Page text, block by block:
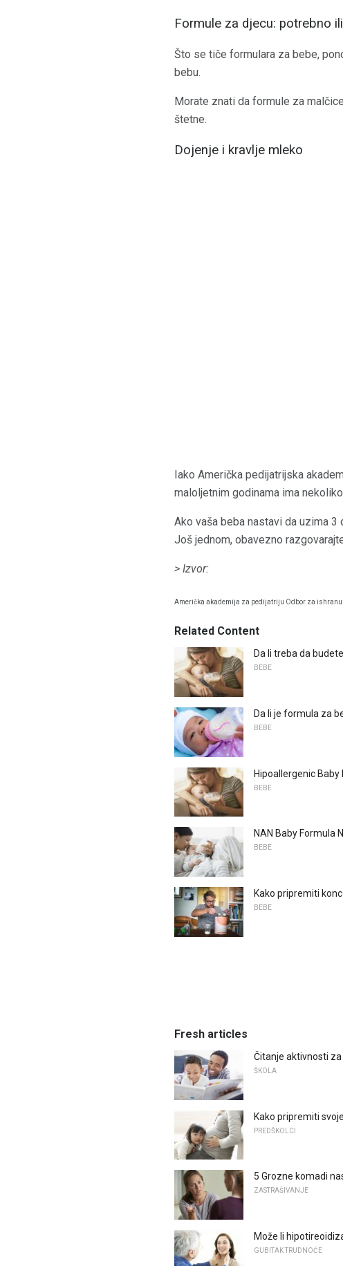
Formule za djecu: potrebno
Što se tiče formulara za bebe,
bebu.
Morate znati da formule za
štetne.
Dojenje i kravlje mleko
Iako Američka pedijatrijska
maloljetnim godinama ima
Ako vaša beba nastavi da uzima
Još jednom, obavezno
> Izvor:
Američka akademija za pedijatriju Odbor za
Related Content
Da li treba da
BEBE
Da li je formula za
BEBE
Hipoallergenic Baby
BEBE
NAN Baby Formula
BEBE
Kako pripremiti
BEBE
Fresh articles
Čitanje aktivnosti
ŠKOLA
Kako pripremiti
PREDŠKOLCI
5 Grozne komadi
ZASTRAŠIVANJE
Može li
GUBITAK TRUDNOĆE